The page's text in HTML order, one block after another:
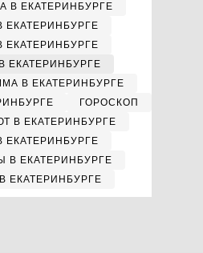
В ЕКАТЕРИНБУРГЕ
ЕКАТЕРИНБУРГЕ
ЕКАТЕРИНБУРГЕ
ЕКАТЕРИНБУРГЕ
В ЕКАТЕРИНБУРГЕ
ГОРОСКОП
В ЕКАТЕРИНБУРГЕ
ЕКАТЕРИНБУРГЕ
В ЕКАТЕРИНБУРГЕ
ЕКАТЕРИНБУРГЕ